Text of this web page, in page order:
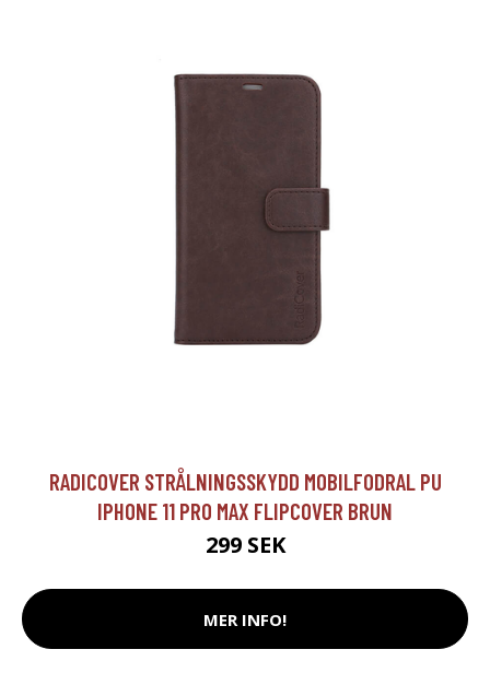
RADICOVER STRÅLNINGSSKYDD MOBILFODRAL PU
IPHONE 11 PRO MAX FLIPCOVER BRUN
299 SEK
MER INFO!